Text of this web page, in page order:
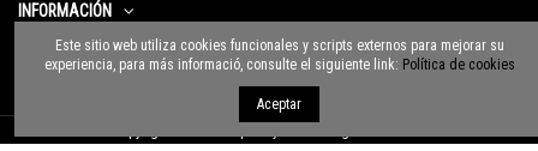
INFORMACIÓN
CONTACTO
Este sitio web utiliza cookies funcionales y scripts externos para mejorar su
experiencia, para más informació, consulte el siguiente link: Política de cookies
Aceptar